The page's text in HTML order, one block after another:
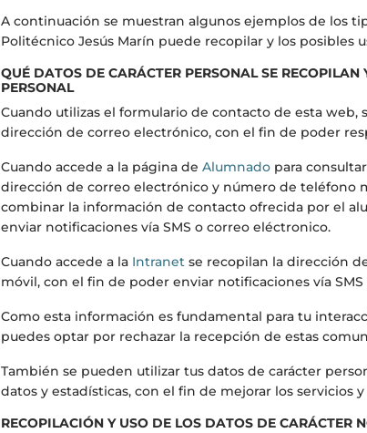
A continuación se muestran algunos ejemplos de los
Politécnico Jesús Marín puede recopilar y los posibles
QUÉ DATOS DE CARÁCTER PERSONAL SE
PERSONAL
Cuando utilizas el formulario de contacto de esta web,
dirección de correo electrónico, con el fin de poder
Cuando accede a la página de Alumnado para
dirección de correo electrónico y número de teléfono
combinar la información de contacto ofrecida por el
enviar notificaciones vía SMS o correo eléctronico.
Cuando accede a la Intranet se recopilan la dirección
móvil, con el fin de poder enviar notificaciones vía
Como esta información es fundamental para tu
puedes optar por rechazar la recepción de estas
También se pueden utilizar tus datos de carácter
datos y estadísticas, con el fin de mejorar los servicios
RECOPILACIÓN Y USO DE LOS DATOS DE CARÁCTER